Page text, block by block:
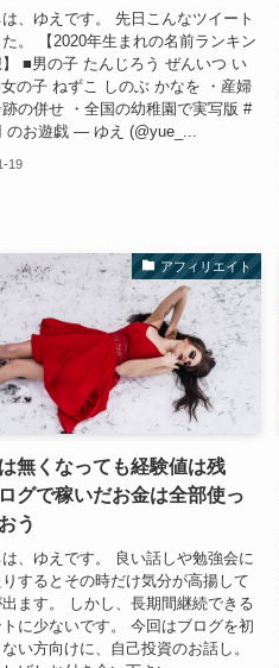
は、ゆえです。 先日こんなツイート
。 【2020年生まれの名前ランキン
■男の子 たんじろう ぜんいつ い
の子 ねずこ しのぶ かなを ・産婦
跡の併せ ・全国の幼稚園で実写版 #
のお遊戯 — ゆえ (@yue_...
19
アフィリエイト
は無くなっても経験値は残
グで稼いだお金は全部使っ
う
は、ゆえです。 良い話しや勉強会に
するとその時だけ気分が高揚して
ます。 しかし、長期間継続できる
トに少ないです。 今回はブログを初
い方向けに、自己投資のお話し。